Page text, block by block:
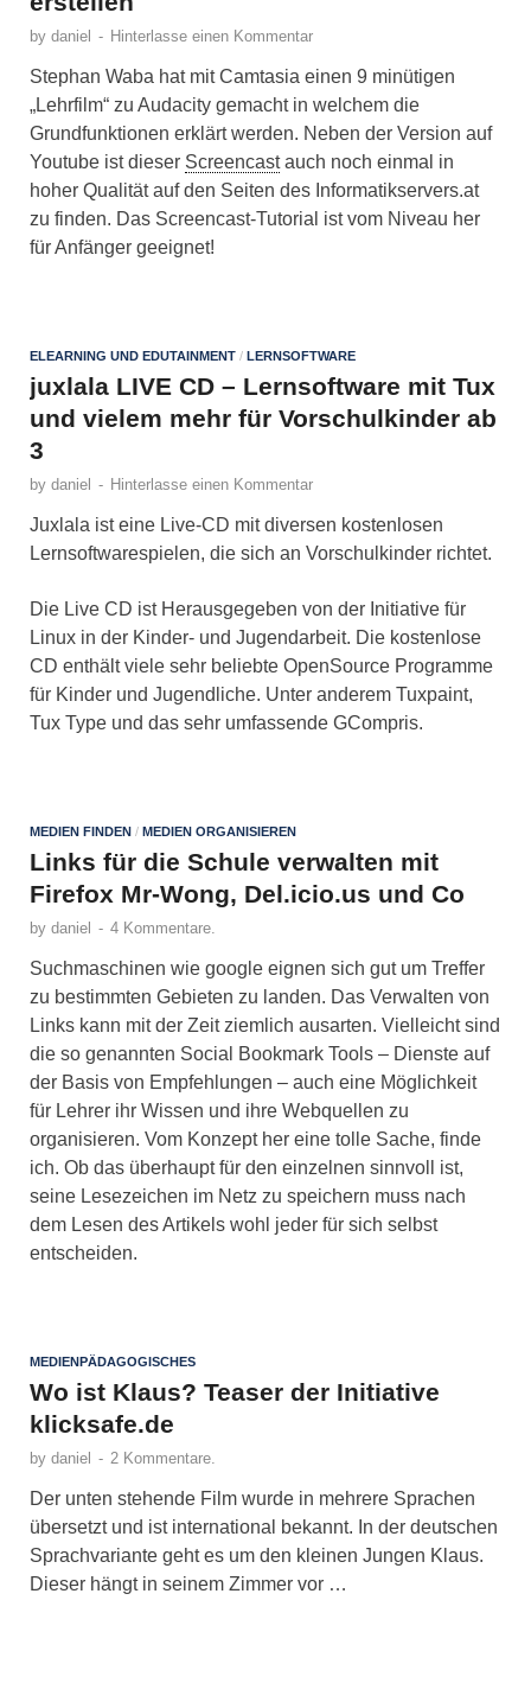
by daniel - Hinterlasse einen Kommentar
Stephan Waba hat mit Camtasia einen 9 minütigen
„Lehrfilm“ zu Audacity gemacht in welchem die
Grundfunktionen erklärt werden. Neben der Version auf
Youtube ist dieser Screencastauch noch einmal in
hoher Qualität auf den Seiten des Informatikservers.at
zu finden. Das Screencast-Tutorial ist vom Niveau her
für Anfänger geeignet!
ELEARNING UND EDUTAINMENT / LERNSOFTWARE
juxlala LIVE CD – Lernsoftware mit Tux
und vielem mehr für Vorschulkinder ab
3
by daniel - Hinterlasse einen Kommentar
Juxlala ist eine Live-CD mit diversen kostenlosen
Lernsoftwarespielen, die sich an Vorschulkinder richtet.
Die Live CD ist Herausgegeben von der Initiative für
Linux in der Kinder- und Jugendarbeit. Die kostenlose
CD enthält viele sehr beliebte OpenSource Programme
für Kinder und Jugendliche. Unter anderem Tuxpaint,
Tux Type und das sehr umfassende GCompris.
MEDIEN FINDEN / MEDIEN ORGANISIEREN
Links für die Schule verwalten mit
Firefox Mr-Wong, Del.icio.us und Co
by daniel - 4 Kommentare.
Suchmaschinen wie google eignen sich gut um Treffer
zu bestimmten Gebieten zu landen. Das Verwalten von
Links kann mit der Zeit ziemlich ausarten. Vielleicht sind
die so genannten Social Bookmark Tools – Dienste auf
der Basis von Empfehlungen – auch eine Möglichkeit
für Lehrer ihr Wissen und ihre Webquellen zu
organisieren. Vom Konzept her eine tolle Sache, finde
ich. Ob das überhaupt für den einzelnen sinnvoll ist,
seine Lesezeichen im Netz zu speichern muss nach
dem Lesen des Artikels wohl jeder für sich selbst
entscheiden.
MEDIENPÄDAGOGISCHES
Wo ist Klaus? Teaser der Initiative
klicksafe.de
by daniel - 2 Kommentare.
Der unten stehende Film wurde in mehrere Sprachen
übersetzt und ist international bekannt. In der deutschen
Sprachvariante geht es um den kleinen Jungen Klaus.
Dieser hängt in seinem Zimmer vor …